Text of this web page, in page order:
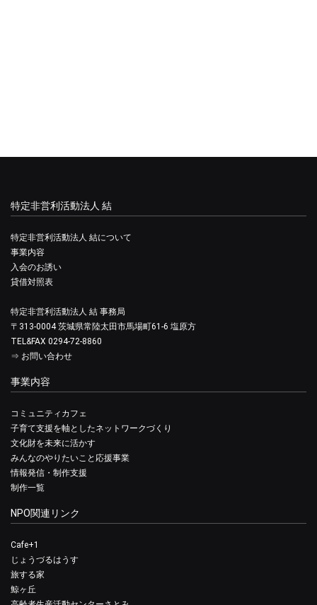
特定非営利活動法人 結
特定非営利活動法人 結について
事業内容
入会のお誘い
貸借対照表
特定非営利活動法人 結 事務局
〒313-0004 茨城県常陸太田市馬場町61-6 塩原方
TEL&FAX 0294-72-8860
⇒ お問い合わせ
事業内容
コミュニティカフェ
子育て支援を軸としたネットワークづくり
文化財を未来に活かす
みんなのやりたいこと応援事業
情報発信・制作支援
制作一覧
NPO関連リンク
Cafe+1
じょうづるはうす
旅する家
鯨ヶ丘